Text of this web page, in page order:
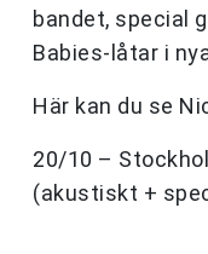
bandet, special
Babies-låtar i
Här kan du se
20/10 –
(akustiskt +